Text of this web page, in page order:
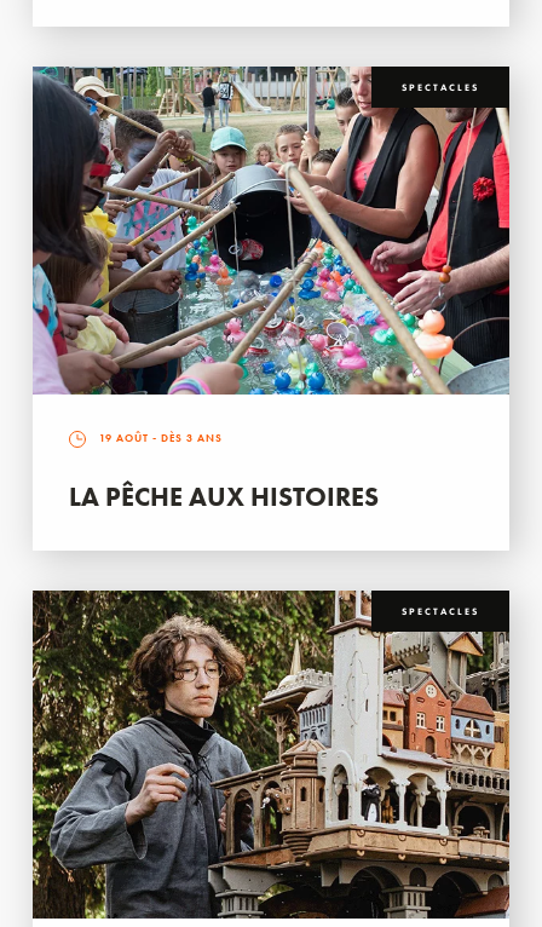
SPECTACLES
19 AOÛT - DÈS 3 ANS
LA PÊCHE AUX HISTOIRES
SPECTACLES